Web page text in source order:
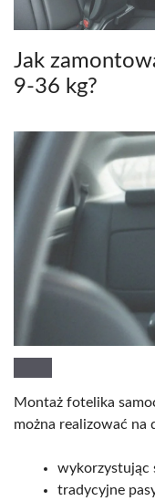
Jak
9-36 kg?
Montaż fotelika
można realizować na
wykorzystując
tradycyjne